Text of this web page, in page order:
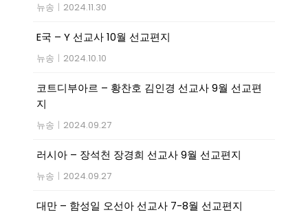
뉴송 | 2024.11.30
E국 – Y 선교사 10월 선교편지
뉴송 | 2024.10.10
코트디부아르 – 황찬호 김인경 선교사 9월 선교편
지
뉴송 | 2024.09.27
러시아 – 장석천 장경희 선교사 9월 선교편지
뉴송 | 2024.09.27
대만 – 함성일 오선아 선교사 7-8월 선교편지